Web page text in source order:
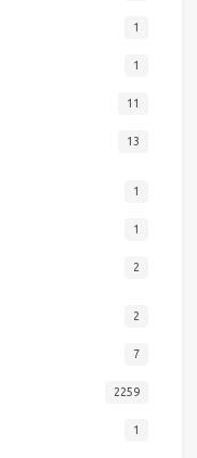
1
1
11
13
1
1
2
2
7
2259
1